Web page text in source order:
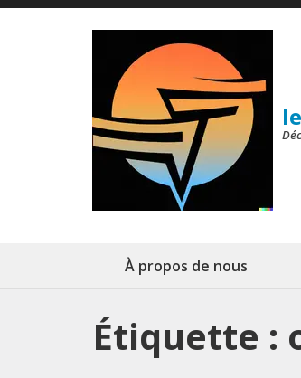
Aller
À propos de nous
Étiquette :